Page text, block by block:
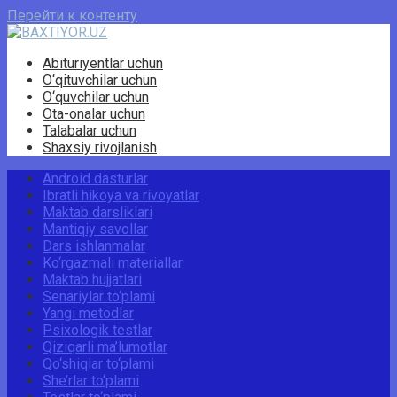
Перейти к контенту
Abituriyentlar uchun
O‘qituvchilar uchun
O‘quvchilar uchun
Ota-onalar uchun
Talabalar uchun
Shaxsiy rivojlanish
Android dasturlar
Ibratli hikoya va rivoyatlar
Maktab darsliklari
Mantiqiy savollar
Dars ishlanmalar
Ko‘rgazmali materiallar
Maktab hujjatlari
Senariylar to‘plami
Yangi metodlar
Psixologik testlar
Qiziqarli ma’lumotlar
Qo‘shiqlar to‘plami
She’rlar to‘plami